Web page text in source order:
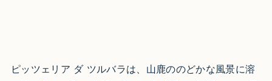
ピッツェリア ダ ツルバラは、山鹿ののどかな風景に溶